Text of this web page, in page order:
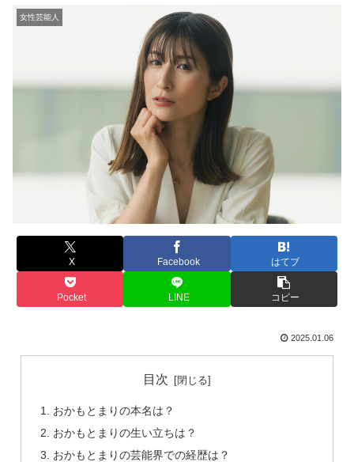
女性芸能人
X Facebook はてブ
Pocket LINE コピー
2025.01.06
目次
おかもとまりの本名は？
おかもとまりの生い立ちは？
おかもとまりの芸能界での経歴は？